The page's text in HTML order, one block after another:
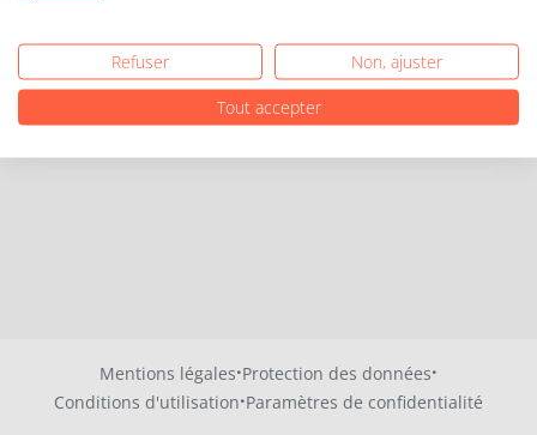
Mentions légales·Protection des données·
Conditions d'utilisation·Paramètres de confidentialité
Refuser
Non, ajuster
Tout accepter